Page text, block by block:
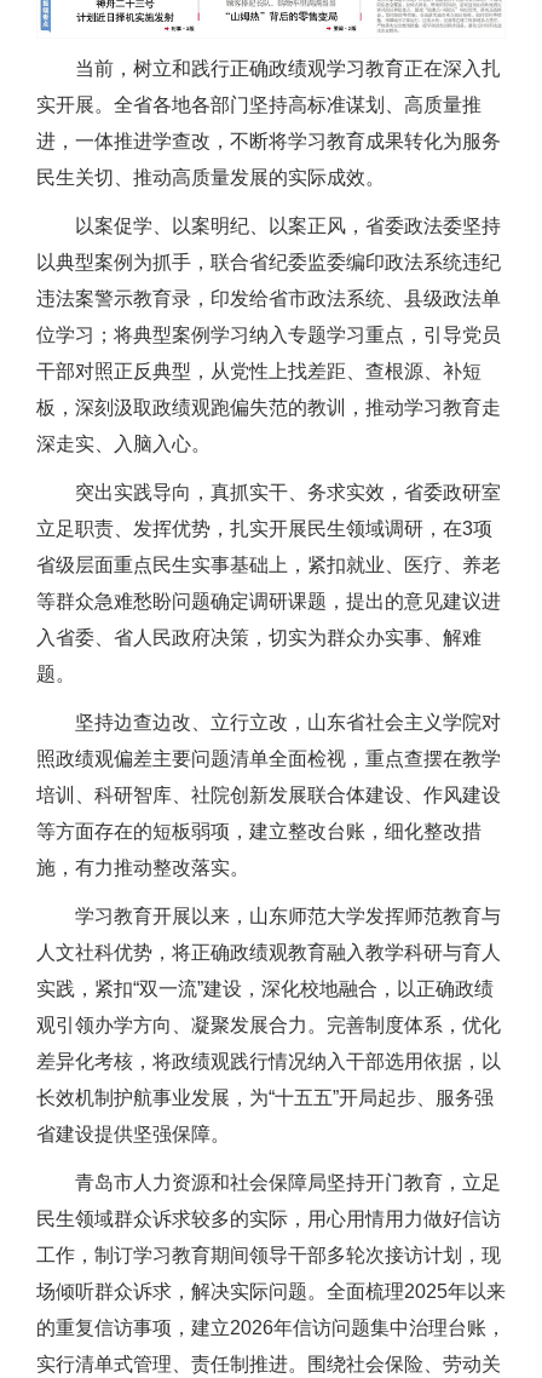
当前，树立和践行正确政绩观学习教育正在深入扎
实开展。全省各地各部门坚持高标准谋划、高质量推
进，一体推进学查改，不断将学习教育成果转化为服务
民生关切、推动高质量发展的实际成效。
以案促学、以案明纪、以案正风，省委政法委坚持
以典型案例为抓手，联合省纪委监委编印政法系统违纪
违法案警示教育录，印发给省市政法系统、县级政法单
位学习；将典型案例学习纳入专题学习重点，引导党员
干部对照正反典型，从党性上找差距、查根源、补短
板，深刻汲取政绩观跑偏失范的教训，推动学习教育走
深走实、入脑入心。
突出实践导向，真抓实干、务求实效，省委政研室
立足职责、发挥优势，扎实开展民生领域调研，在3项
省级层面重点民生实事基础上，紧扣就业、医疗、养老
等群众急难愁盼问题确定调研课题，提出的意见建议进
入省委、省人民政府决策，切实为群众办实事、解难
题。
坚持边查边改、立行立改，山东省社会主义学院对
照政绩观偏差主要问题清单全面检视，重点查摆在教学
培训、科研智库、社院创新发展联合体建设、作风建设
等方面存在的短板弱项，建立整改台账，细化整改措
施，有力推动整改落实。
学习教育开展以来，山东师范大学发挥师范教育与
人文社科优势，将正确政绩观教育融入教学科研与育人
实践，紧扣“双一流”建设，深化校地融合，以正确政绩
观引领办学方向、凝聚发展合力。完善制度体系，优化
差异化考核，将政绩观践行情况纳入干部选用依据，以
长效机制护航事业发展，为“十五五”开局起步、服务强
省建设提供坚强保障。
青岛市人力资源和社会保障局坚持开门教育，立足
民生领域群众诉求较多的实际，用心用情用力做好信访
工作，制订学习教育期间领导干部多轮次接访计划，现
场倾听群众诉求，解决实际问题。全面梳理2025年以来
的重复信访事项，建立2026年信访问题集中治理台账，
实行清单式管理、责任制推进。围绕社会保险、劳动关